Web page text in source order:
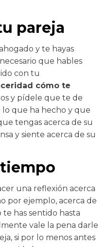
pareja
y te hayas
que hables
con tu
cómo te
y pídele que te de
lo que ha hecho y que
tengas acerca de su
y siente acerca de su
una reflexión acerca
por ejemplo, acerca de
has sentido hasta
vale la pena darle
si por lo menos antes